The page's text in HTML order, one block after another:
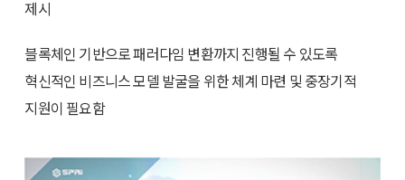
제시
블록체인 기반으로 패러다임 변환까지 진행될 수 있도록
혁신적인 비즈니스 모델 발굴을 위한 체계 마련 및 중장기적
지원이 필요함